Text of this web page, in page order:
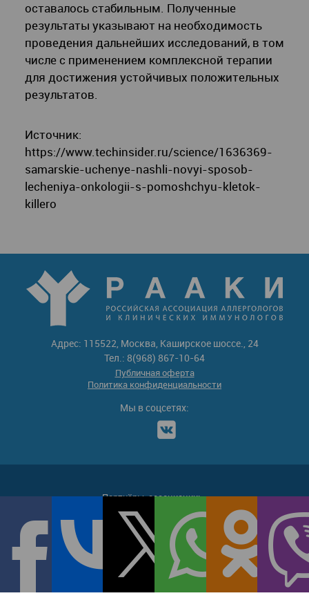
оставалось стабильным. Полученные
результаты указывают на необходимость
проведения дальнейших исследований, в том
числе с применением комплексной терапии
для достижения устойчивых положительных
результатов.
Источник:
https://www.techinsider.ru/science/1636369-
samarskie-uchenye-nashli-novyi-sposob-
lecheniya-onkologii-s-pomoshchyu-kletok-
killero
Адрес: 115522, Москва, Каширское шоссе., 24
Тел.: 8(968) 867-10-64
Публичная оферта
Политика конфиденциальности
Мы в соцсетях:
Партнёры-ассоциации: